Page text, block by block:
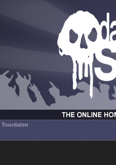
Tourdaten